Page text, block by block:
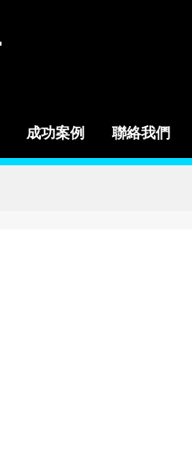
成功案例 聯絡我們